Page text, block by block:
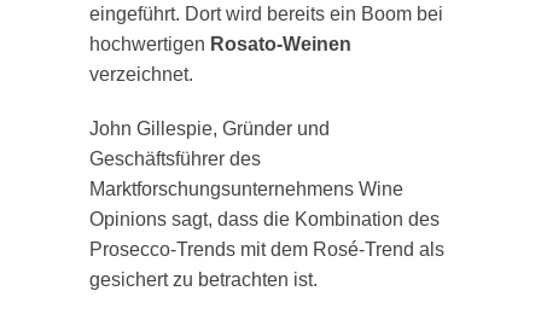
eingeführt. Dort wird bereits ein Boom bei
hochwertigen Rosato-Weinen
verzeichnet.
John Gillespie, Gründer und
Geschäftsführer des
Marktforschungsunternehmens Wine
Opinions sagt, dass die Kombination des
Prosecco-Trends mit dem Rosé-Trend als
gesichert zu betrachten ist.